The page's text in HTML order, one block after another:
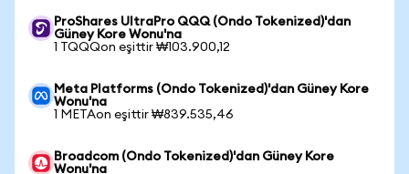
ProShares UltraPro QQQ (Ondo Tokenized)'dan
Güney Kore Wonu'na
1 TQQQon eşittir ₩103.900,12
Meta Platforms (Ondo Tokenized)'dan Güney Kore
Wonu'na
1 METAon eşittir ₩839.535,46
Broadcom (Ondo Tokenized)'dan Güney Kore
Wonu'na